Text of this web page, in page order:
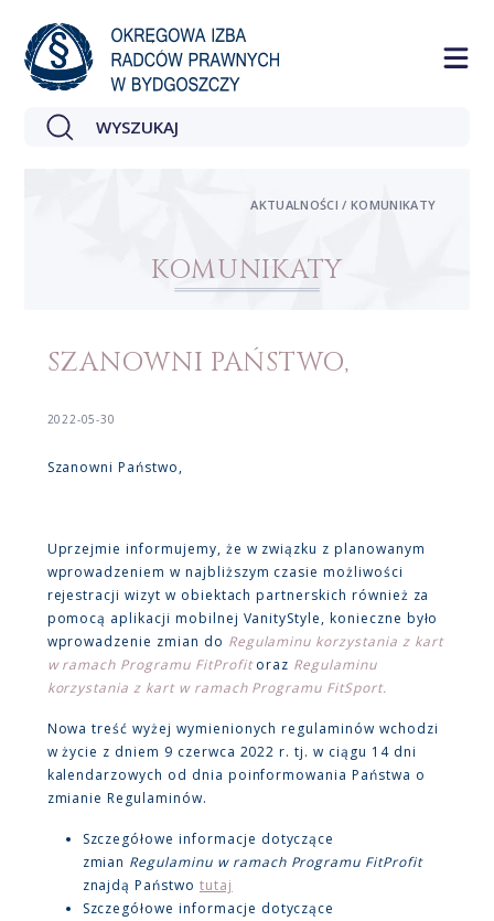
KOMUNIKATY
AKTUALNOŚCI / KOMUNIKATY
SZANOWNI PAŃSTWO,
2022-05-30
Szanowni Państwo,
Uprzejmie informujemy, że w związku z planowanym
wprowadzeniem w najbliższym czasie możliwości
rejestracji wizyt w obiektach partnerskich również za
pomocą aplikacji mobilnej VanityStyle, konieczne było
wprowadzenie zmian do Regulaminu korzystania z kart
w ramach Programu FitProfitoraz Regulaminu
korzystania z kart w ramach Programu FitSport.
Nowa treść wyżej wymienionych regulaminów wchodzi
w życie z dniem 9 czerwca 2022 r. tj. w ciągu 14 dni
kalendarzowych od dnia poinformowania Państwa o
zmianie Regulaminów.
Szczegółowe informacje dotyczące
zmian Regulaminu w ramach Programu FitProfit
znajdą Państwo tutaj
Szczegółowe informacje dotyczące